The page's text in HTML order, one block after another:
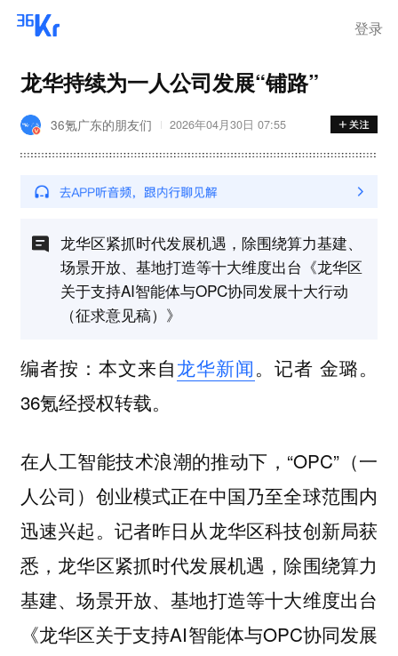
登录
龙华持续为一人公司发展“铺路”
36氪广东的朋友们 2026年04月30日 07:55
龙华区紧抓时代发展机遇，除围绕算力基建、
场景开放、基地打造等十大维度出台《龙华区
关于支持AI智能体与OPC协同发展十大行动
（征求意见稿）》
编者按：本文来自龙华新闻。记者 金璐。
36氪经授权转载。
在人工智能技术浪潮的推动下，“OPC”（一
人公司）创业模式正在中国乃至全球范围内
迅速兴起。记者昨日从龙华区科技创新局获
悉，龙华区紧抓时代发展机遇，除围绕算力
基建、场景开放、基地打造等十大维度出台
《龙华区关于支持AI智能体与OPC协同发展